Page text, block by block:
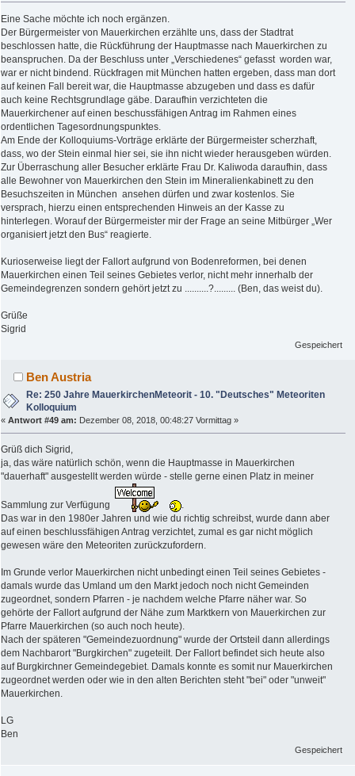
Eine Sache möchte ich noch ergänzen.
Der Bürgermeister von Mauerkirchen erzählte uns, dass der Stadtrat
beschlossen hatte, die Rückführung der Hauptmasse nach Mauerkirchen zu
beanspruchen. Da der Beschluss unter „Verschiedenes“ gefasst worden war,
war er nicht bindend. Rückfragen mit München hatten ergeben, dass man dort
auf keinen Fall bereit war, die Hauptmasse abzugeben und dass es dafür
auch keine Rechtsgrundlage gäbe. Daraufhin verzichteten die
Mauerkirchener auf einen beschussfähigen Antrag im Rahmen eines
ordentlichen Tagesordnungspunktes.
Am Ende der Kolloquiums-Vorträge erklärte der Bürgermeister scherzhaft,
dass, wo der Stein einmal hier sei, sie ihn nicht wieder herausgeben würden.
Zur Überraschung aller Besucher erklärte Frau Dr. Kaliwoda daraufhin, dass
alle Bewohner von Mauerkirchen den Stein im Mineralienkabinett zu den
Besuchszeiten in München ansehen dürfen und zwar kostenlos. Sie
versprach, hierzu einen entsprechenden Hinweis an der Kasse zu
hinterlegen. Worauf der Bürgermeister mir der Frage an seine Mitbürger „Wer
organisiert jetzt den Bus“ reagierte.
Kurioserweise liegt der Fallort aufgrund von Bodenreformen, bei denen
Mauerkirchen einen Teil seines Gebietes verlor, nicht mehr innerhalb der
Gemeindegrenzen sondern gehört jetzt zu ..........?......... (Ben, das weist du).
Grüße
Sigrid
Gespeichert
Ben Austria
Re: 250 Jahre MauerkirchenMeteorit - 10. "Deutsches" Meteoriten
Kolloquium
« Antwort #49 am: Dezember 08, 2018, 00:48:27 Vormittag »
Grüß dich Sigrid,
ja, das wäre natürlich schön, wenn die Hauptmasse in Mauerkirchen
"dauerhaft" ausgestellt werden würde - stelle gerne einen Platz in meiner
Sammlung zur Verfügung
.
Das war in den 1980er Jahren und wie du richtig schreibst, wurde dann aber
auf einen beschlussfähigen Antrag verzichtet, zumal es gar nicht möglich
gewesen wäre den Meteoriten zurückzufordern.
Im Grunde verlor Mauerkirchen nicht unbedingt einen Teil seines Gebietes -
damals wurde das Umland um den Markt jedoch noch nicht Gemeinden
zugeordnet, sondern Pfarren - je nachdem welche Pfarre näher war. So
gehörte der Fallort aufgrund der Nähe zum Marktkern von Mauerkirchen zur
Pfarre Mauerkirchen (so auch noch heute).
Nach der späteren "Gemeindezuordnung" wurde der Ortsteil dann allerdings
dem Nachbarort "Burgkirchen" zugeteilt. Der Fallort befindet sich heute also
auf Burgkirchner Gemeindegebiet. Damals konnte es somit nur Mauerkirchen
zugeordnet werden oder wie in den alten Berichten steht "bei" oder "unweit"
Mauerkirchen.
LG
Ben
Gespeichert